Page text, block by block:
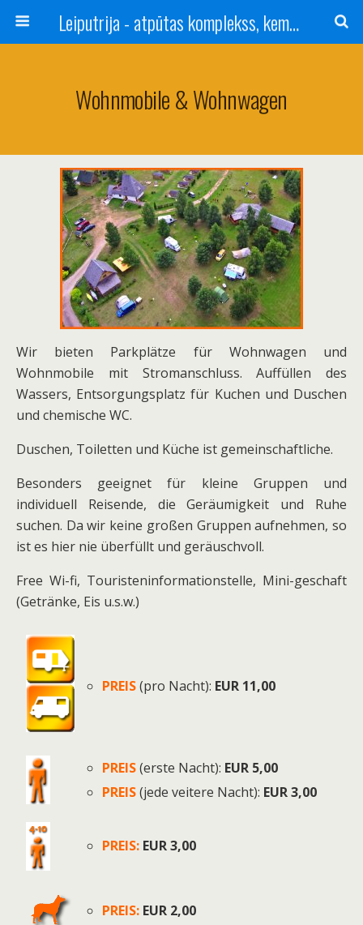
Leiputrija - atpūtas komplekss, kempings, viesu nams pie Rīgas / Camping, caravan site, bed and breakfast near Riga / Camping, caravanas, bungalows Letonia / Campingplatz, Caravanpark, Zimmer in Lettland / Kемпинг и гостевой дом к Риги
Wohnmobile & Wohnwagen
Wir bieten Parkplätze für Wohnwagen und
Wohnmobile mit Stromanschluss. Auffüllen des
Wassers, Entsorgungsplatz für Kuchen und Duschen
und chemische WC.
Duschen, Toiletten und Küche ist gemeinschaftliche.
Besonders geeignet für kleine Gruppen und
individuell Reisende, die Geräumigkeit und Ruhe
suchen. Da wir keine großen Gruppen aufnehmen, so
ist es hier nie überfüllt und geräuschvoll.
Free Wi-fi, Touristeninformationstelle, Mini-geschaft
(Getränke, Eis u.s.w.)
PREIS(pro Nacht): EUR 11,00
PREIS(erste Nacht): EUR 5,00
PREIS(jede veitere Nacht): EUR 3,00
PREIS: EUR 3,00
PREIS: EUR 2,00